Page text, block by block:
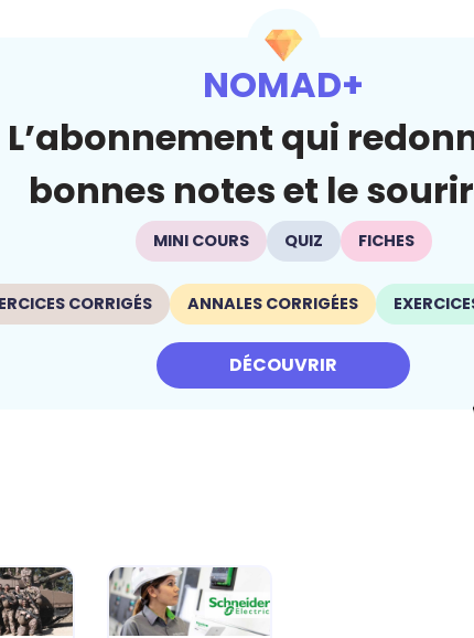
NOMAD+
L’abonnement qui
bonnes notes et le
MINI COURS QUIZ FICHES
CORRIGÉS ANNALES CORRIGÉES
DÉCOUVRIR